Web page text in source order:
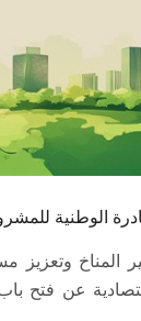
الوطنية
وتعزيز
عن فتح